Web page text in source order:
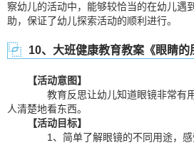
察幼儿的活动中，能够较恰当的在幼儿遇
助，保证了幼儿探索活动的顺利进行。
10、大班健康教育教案《眼睛的
【活动意图】
教育反思让幼儿知道眼镜非常有
人清楚地看东西。
【活动目标】
1、简单了解眼镜的不同用途，感